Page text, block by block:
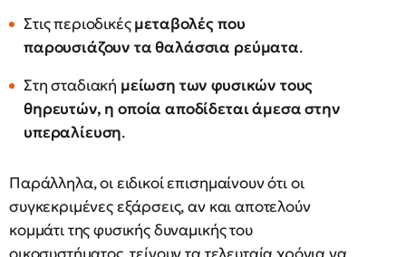
Στις περιοδικέςμεταβολές που
παρουσιάζουν τα θαλάσσια ρεύματα.
Στη σταδιακή μείωση των φυσικών τους
θηρευτών, η οποία αποδίδεται άμεσα στην
υπεραλίευση.
Παράλληλα, οι ειδικοί επισημαίνουν ότι οι
συγκεκριμένες εξάρσεις, αν και αποτελούν
κομμάτι της φυσικής δυναμικής του